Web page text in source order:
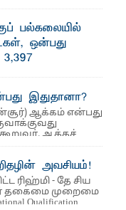
நவீன
தேவை –
எம். எம். பாஸில்
கலை
புவியியல்
பல்கலையில்
ஒன்பது
பட்டங்கள் –
பதக்கங்கள்
அமைந்துள்ள
இதுதானா?
ஆக்கம் என்பது
ஆக்கச்
அவசியம்!
ரிஹ்மி - தே சிய
தகைமை முறைமை
Qualification